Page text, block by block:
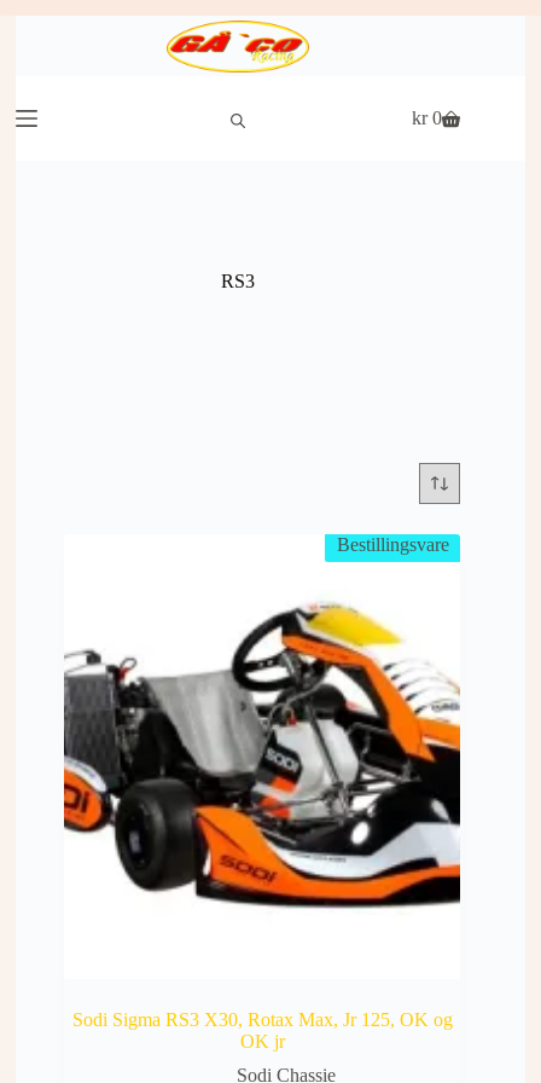
Handlekurv
kr0
RS3
Bestillingsvare
Sodi Sigma RS3 X30, Rotax Max, Jr 125, OK og
OK jr
Sodi Chassie